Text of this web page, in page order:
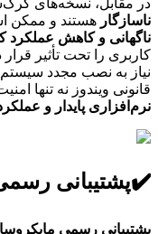
در مقابل، نسخه‌های
ناسازگار هستند و ممکن
ناگهانی و کاهش عملکرد
کاربری را تحت تأثیر
نیاز به نصب مجدد سیستم
قانونی ویندوز نه تنها
نرم‌افزاری پایدار و
✔️پشتیبانی
پشتیبانی رسمی